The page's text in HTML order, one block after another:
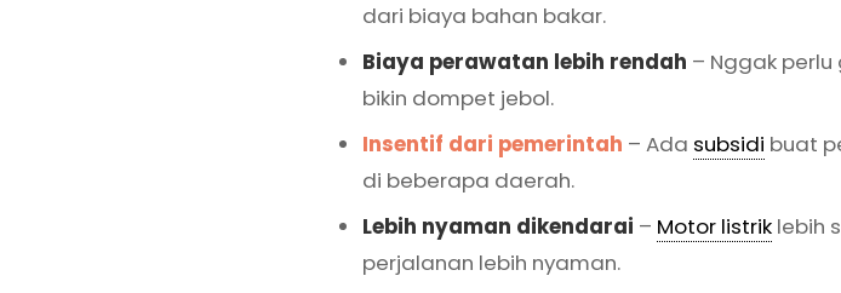
dari biaya bahan bakar.
Biaya perawatan lebih rendah – Nggak
bikin dompet jebol.
Insentif dari pemerintah – Ada subsidi buat
di beberapa daerah.
Lebih nyaman dikendarai – Motor listrik lebih
perjalanan lebih nyaman.